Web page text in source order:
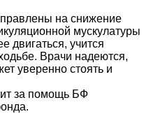
на снижение
мускулатуры
двигаться, учится
Врачи надеются,
уверенно стоять и
за помощь БФ